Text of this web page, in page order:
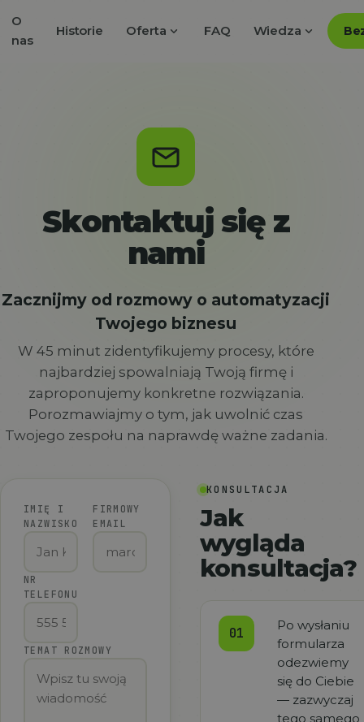
O
nas
Historie Oferta expand_more FAQ Wiedza expand_more
Skontaktuj się z
nami
Zacznijmy od rozmowy o automatyzacji
Twojego biznesu
W 45 minut zidentyfikujemy procesy, które
najbardziej spowalniają Twoją firmę i
zaproponujemy konkretne rozwiązania.
Porozmawiajmy o tym, jak uwolnić czas
Twojego zespołu na naprawdę ważne zadania.
IMIĘ I
NAZWISKO
FIRMOWY
EMAIL
NR
TELEFONU
TEMAT ROZMOWY
KONSULTACJA
Jak
wygląda
konsultacja?
01
Po wysłaniu
formularza
odezwiemy
się do Ciebie
— zazwyczaj
tego samego